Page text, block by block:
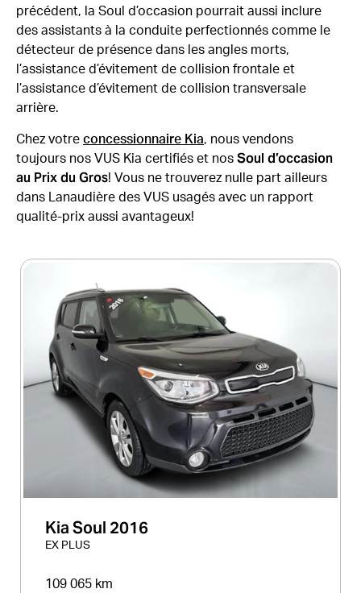
précédent, la Soul d’occasion pourrait aussi inclure
des assistants à la conduite perfectionnés comme le
détecteur de présence dans les angles morts,
l’assistance d’évitement de collision frontale et
l’assistance d’évitement de collision transversale
arrière.
Chez votre concessionnaire Kia, nous vendons
toujours nos VUS Kia certifiés et nos Soul d’occasion
au Prix du Gros! Vous ne trouverez nulle part ailleurs
dans Lanaudière des VUS usagés avec un rapport
qualité-prix aussi avantageux!
Kia Soul 2016
EX PLUS
109 065 km